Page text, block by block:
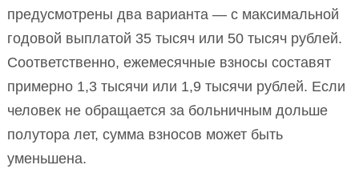
предусмотрены два варианта — с максимальной
годовой выплатой 35 тысяч или 50 тысяч рублей.
Соответственно, ежемесячные взносы составят
примерно 1,3 тысячи или 1,9 тысячи рублей. Если
человек не обращается за больничным дольше
полутора лет, сумма взносов может быть
уменьшена.